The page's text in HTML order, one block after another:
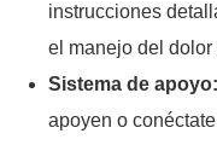
instrucciones
el manejo del
Sistema de apoyo:
apoyen o